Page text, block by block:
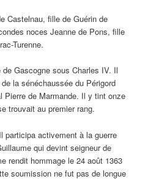
Castelnau, fille de Guérin de
noces Jeanne de Pons, fille
Turenne.
Gascogne sous Charles IV. Il
la sénéchaussée du Périgord
Pierre de Marmande. Il y tint onze
trouvait au premier rang.
participa activement à la guerre
qui devint seigneur de
rendit hommage le 24 août 1363
soumission ne fut pas de longue